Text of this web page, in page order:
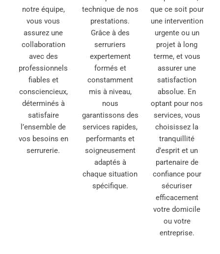
notre équipe,
vous vous
assurez une
collaboration
avec des
professionnels
fiables et
consciencieux,
déterminés à
satisfaire
l’ensemble de
vos besoins en
serrurerie.
technique de nos
prestations.
Grâce à des
serruriers
expertement
formés et
constamment
mis à niveau,
nous
garantissons des
services rapides,
performants et
soigneusement
adaptés à
chaque situation
spécifique.
que ce soit pour
une intervention
urgente ou un
projet à long
terme, et vous
assurer une
satisfaction
absolue. En
optant pour nos
services, vous
choisissez la
tranquillité
d’esprit et un
partenaire de
confiance pour
sécuriser
efficacement
votre domicile
ou votre
entreprise.